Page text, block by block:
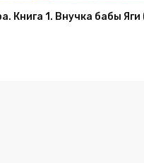
Книга 1. Внучка бабы